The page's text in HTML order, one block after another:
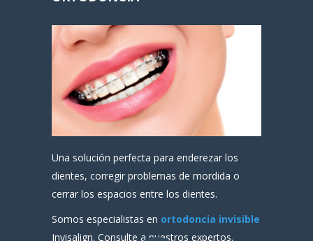
Una solución perfecta para enderezar los
dientes, corregir problemas de mordida o
cerrar los espacios entre los dientes.
Somos especialistas en ortodoncia invisible
Invisalign. Consulte a nuestros expertos.